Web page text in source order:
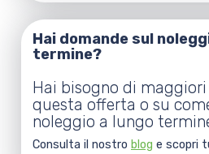
Hai domande sul
termine?
Hai bisogno di
questa offerta o su
noleggio a lungo
Consulta il nostro blog e scopri